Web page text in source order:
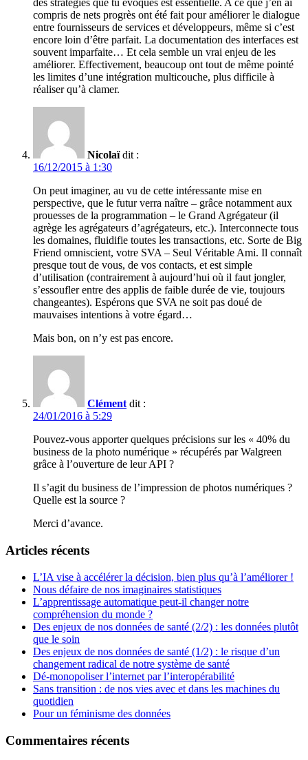
des stratégies que tu évoques est essentielle. A ce que j’en ai
compris de nets progrès ont été fait pour améliorer le dialogue
entre fournisseurs de services et développeurs, même si c’est
encore loin d’être parfait. La documentation des interfaces est
souvent imparfaite… Et cela semble un vrai enjeu de les
améliorer. Effectivement, beaucoup ont tout de même pointé
les limites d’une intégration multicouche, plus difficile à
réaliser qu’à clamer.
Nicolaï dit :
16/12/2015 à 1:30
On peut imaginer, au vu de cette intéressante mise en
perspective, que le futur verra naître – grâce notamment aux
prouesses de la programmation – le Grand Agrégateur (il
agrège les agrégateurs d’agrégateurs, etc.). Interconnecte tous
les domaines, fluidifie toutes les transactions, etc. Sorte de Big
Friend omniscient, votre SVA – Seul Véritable Ami. Il connaît
presque tout de vous, de vos contacts, et est simple
d’utilisation (contrairement à aujourd’hui où il faut jongler,
s’essoufler entre des applis de faible durée de vie, toujours
changeantes). Espérons que SVA ne soit pas doué de
mauvaises intentions à votre égard…
Mais bon, on n’y est pas encore.
Clément dit :
24/01/2016 à 5:29
Pouvez-vous apporter quelques précisions sur les « 40% du
business de la photo numérique » récupérés par Walgreen
grâce à l’ouverture de leur API ?
Il s’agit du business de l’impression de photos numériques ?
Quelle est la source ?
Merci d’avance.
Articles récents
L’IA vise à accélérer la décision, bien plus qu’à l’améliorer !
Nous défaire de nos imaginaires statistiques
L’apprentissage automatique peut-il changer notre
compréhension du monde ?
Des enjeux de nos données de santé (2/2) : les données plutôt
que le soin
Des enjeux de nos données de santé (1/2) : le risque d’un
changement radical de notre système de santé
Dé-monopoliser l’internet par l’interopérabilité
Sans transition : de nos vies avec et dans les machines du
quotidien
Pour un féminisme des données
Commentaires récents